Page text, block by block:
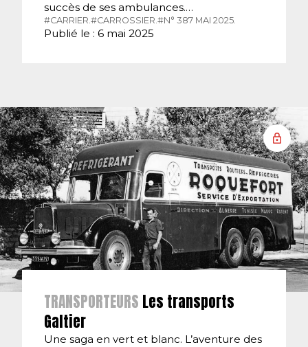
succès de ses ambulances.…
#CARRIER.#CARROSSIER.#N° 387 MAI 2025.
Publié le : 6 mai 2025
TRANSPORTEURS Les transports
Galtier
Une saga en vert et blanc. L’aventure des